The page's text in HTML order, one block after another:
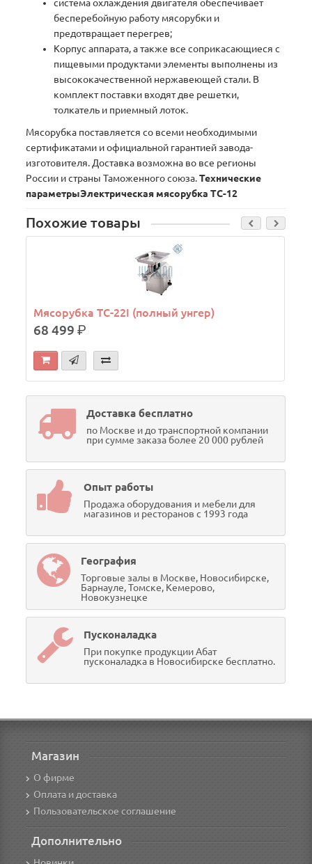
система охлаждения двигателя обеспечивает
бесперебойную работу мясорубки и
предотвращает перегрев;
Корпус аппарата, а также все соприкасающиеся с
пищевыми продуктами элементы выполнены из
высококачественной нержавеющей стали. В
комплект поставки входят две решетки,
толкатель и приемный лоток.
Мясорубка поставляется со всеми необходимыми
сертификатами и официальной гарантией завода-
изготовителя. Доставка возможна во все регионы
России и страны Таможенного союза.Технические
параметрыЭлектрическая мясорубка TC-12
Похожие товары
Мясорубка TC-22I (полный унгер)
68 499р.
Доставка бесплатно
по Москве и до транспортной компании
при сумме заказа более 20 000 рублей
Опыт работы
Продажа оборудования и мебели для
магазинов и ресторанов с 1993 года
География
Торговые залы в Москве, Новосибирске,
Барнауле, Томске, Кемерово,
Новокузнецке
Пусконаладка
При покупке продукции Абат
пусконаладка в Новосибирске бесплатно.
Магазин
О фирме
Оплата и доставка
Пользовательское соглашение
Дополнительно